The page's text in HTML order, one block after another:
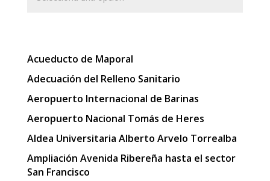
Acueducto de Maporal
Adecuación del Relleno Sanitario
Aeropuerto Internacional de Barinas
Aeropuerto Nacional Tomás de Heres
Aldea Universitaria Alberto Arvelo Torrealba
Ampliación Avenida Ribereña hasta el sector
San Francisco